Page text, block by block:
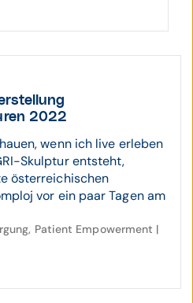
2022
wenn ich live erleben
Skulptur entsteht,
österreichischen
vor ein paar Tagen am
Patient Empowerment |